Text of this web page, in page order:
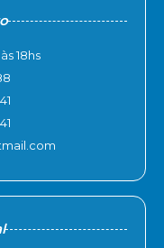
18hs